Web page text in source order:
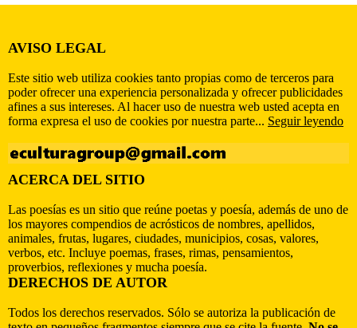
AVISO LEGAL
Este sitio web utiliza cookies tanto propias como de terceros para
poder ofrecer una experiencia personalizada y ofrecer publicidades
afines a sus intereses. Al hacer uso de nuestra web usted acepta en
forma expresa el uso de cookies por nuestra parte... Seguir leyendo
ACERCA DEL SITIO
Las poesías es un sitio que reúne poetas y poesía, además de uno de
los mayores compendios de acrósticos de nombres, apellidos,
animales, frutas, lugares, ciudades, municipios, cosas, valores,
verbos, etc. Incluye poemas, frases, rimas, pensamientos,
proverbios, reflexiones y mucha poesía.
DERECHOS DE AUTOR
Todos los derechos reservados. Sólo se autoriza la publicación de